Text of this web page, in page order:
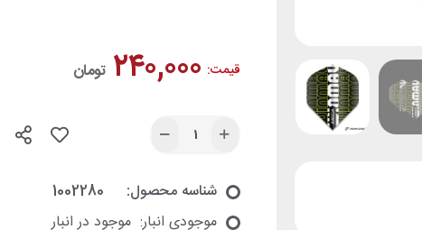
قیمت: تومان ۲۴۰,۰۰۰
شناسه محصول:
1002280
موجودی انبار: موجود در انبار